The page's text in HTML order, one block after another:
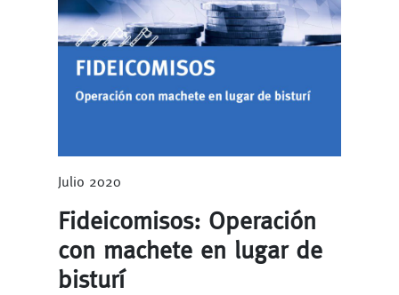
Julio 2020
Fideicomisos: Operación
con machete en lugar de
bisturí